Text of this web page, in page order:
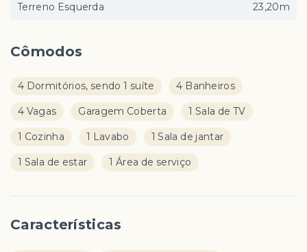
Cômodos
4 Dormitórios, sendo 1 suíte 4 Banheiros
4 Vagas Garagem Coberta 1 Sala de TV
1 Cozinha 1 Lavabo 1 Sala de jantar
1 Sala de estar 1 Área de serviço
Características
Terreno Esquerda 23,20m